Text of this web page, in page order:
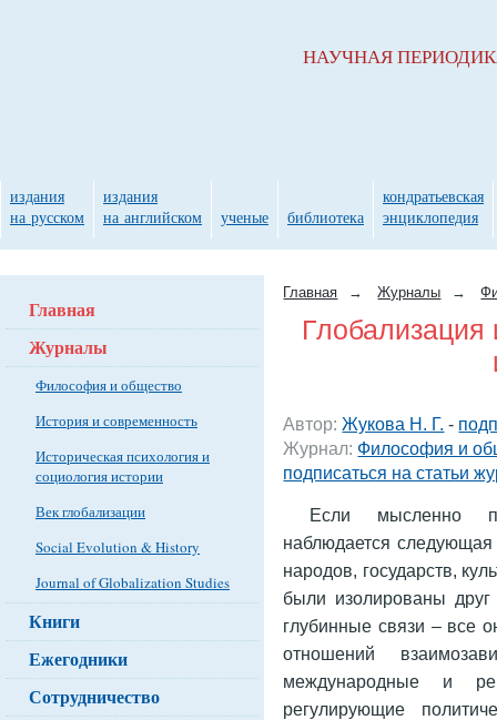
Главная → Журналы →
Автор: Жукова Н. Г. -
Журнал: Философия и
подписаться на статьи
Если мысленно
наблюдается следующая
народов, государств,
были изолированы
глубинные связи – все
отношений
международные и
регулирующие
Главная
Журналы
Философия и общество
История и современность
Историческая психология и
социология истории
Век глобализации
Social Evolution & History
Journal of Globalization Studies
Книги
Ежегодники
Сотрудничество
НАУЧНАЯ
издания
на русском
издания
на английском
ученые библиотека
кондратьевская
энциклопедия